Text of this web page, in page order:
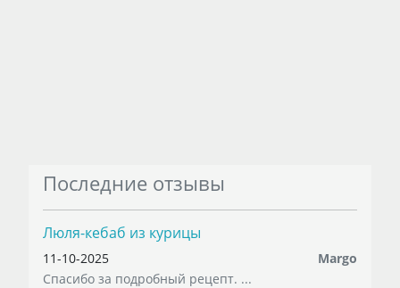
Последние отзывы
Люля-кебаб из курицы
11-10-2025
Margo
Спасибо за подробный рецепт. ...